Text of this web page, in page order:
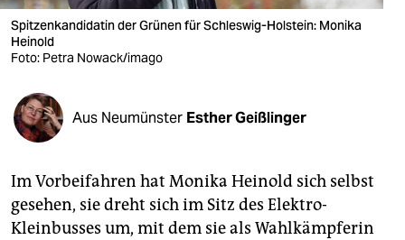
verlag
veranstaltungen
fragen & hilfe
abo
genossenschaft
Spitzenkandidatin der Grünen für Schleswig-Holstein: Monika
Heinold
Foto: Petra Nowack/imago
Aus Neumünster Esther Geißlinger
Im Vorbeifahren hat Monika Heinold sich selbst
gesehen, sie dreht sich im Sitz des Elektro-
Kleinbusses um, mit dem sie als Wahlkämpferin